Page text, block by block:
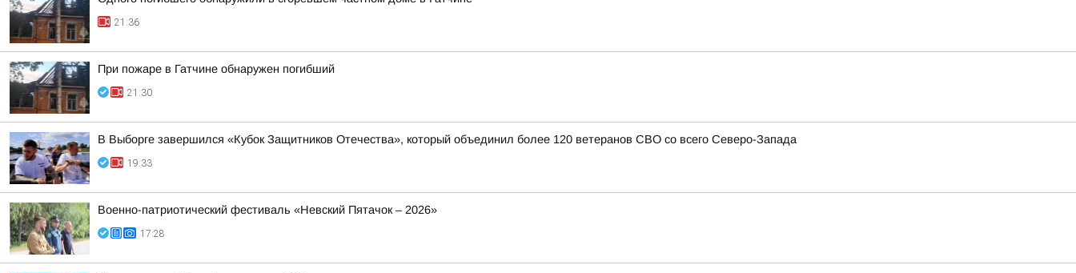
21:36
При пожаре в Гатчине обнаружен погибший
21:30
В Выборге завершился «Кубок Защитников Отечества», который объединил более 120 ветеранов СВО со всего Северо-Запада
19:33
Военно-патриотический фестиваль «Невский Пятачок – 2026»
17:28